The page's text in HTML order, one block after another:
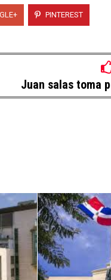
PINTEREST
Juan salas toma